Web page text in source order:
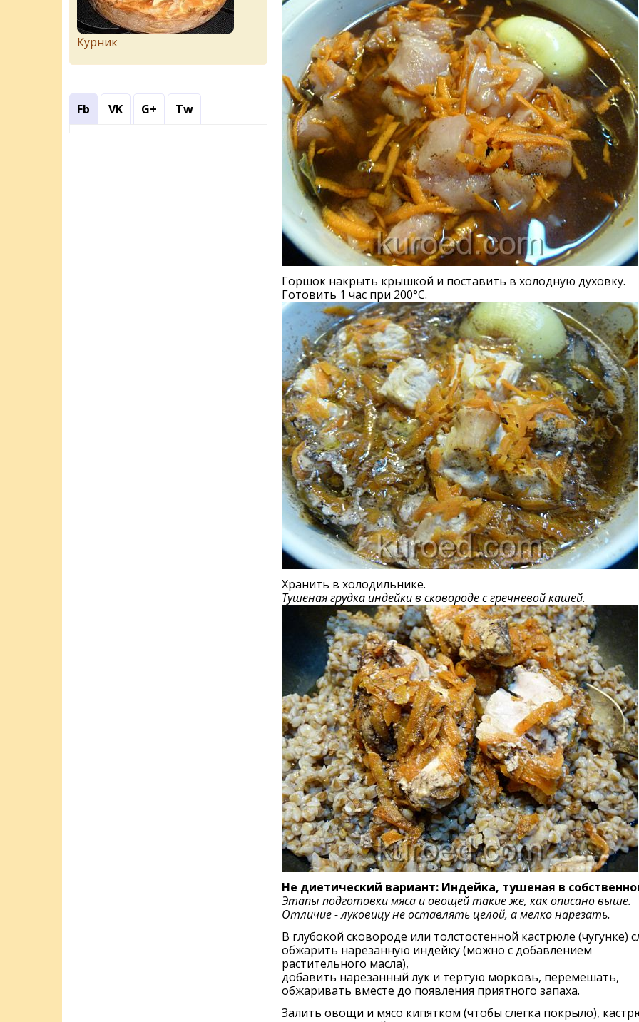
Горшок накрыть крышкой и поставить в холодную духовку.
Готовить 1 час при 200°С.
Хранить в холодильнике.
Тушеная грудка индейки в сковороде с гречневой кашей.
Не диетический вариант: Индейка, тушеная в
Этапы подготовки мяса и овощей такие же, как описано выше.
Отличие - луковицу не оставлять целой, а мелко нарезать.
В глубокой сковороде или толстостенной кастрюле (чугунке)
обжарить нарезанную индейку (можно с добавлением
растительного масла),
добавить нарезанный лук и тертую морковь, перемешать,
обжаривать вместе до появления приятного запаха.
Залить овощи и мясо кипятком (чтобы слегка покрыло),
Курник
Fb VK G+ Tw